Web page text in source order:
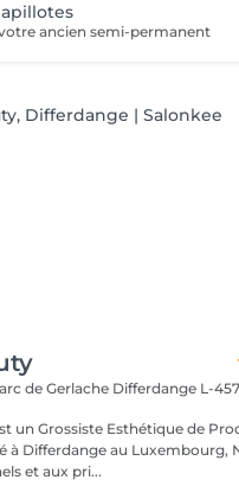
ancien semi-permanent
de Gerlache Differdange L-
un Grossiste Esthétique de
au Luxembourg, Nous vendons aux
et aux pri...